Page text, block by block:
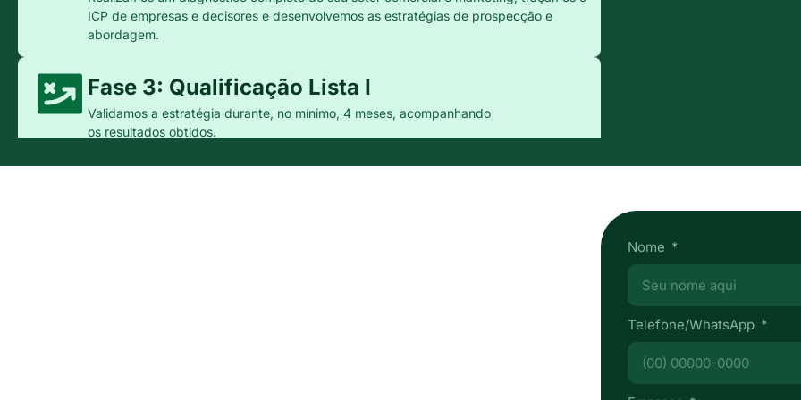
ICP de empresas e decisores e desenvolvemos as estratégias de prospecção e
abordagem.
Fase 3: Qualificação Lista I
Validamos a estratégia durante, no mínimo, 4 meses, acompanhando
os resultados obtidos.
Nome
Telefone/WhatsApp